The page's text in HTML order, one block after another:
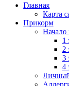
Главная
Карта
Прикорм
Начало
1
2
3
4